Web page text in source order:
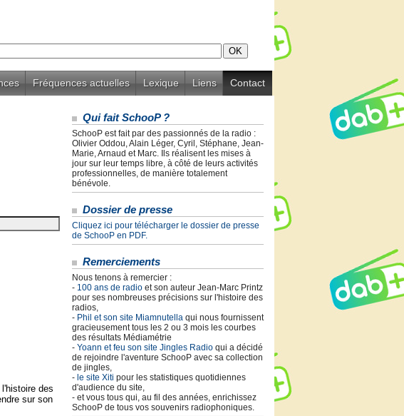
Fréquences actuelles Lexique Liens Contact
des
sur son
Qui fait SchooP ?
SchooP est fait par des passionnés de la radio :
Olivier Oddou, Alain Léger, Cyril, Stéphane, Jean-
Marie, Arnaud et Marc. Ils réalisent les mises à
jour sur leur temps libre, à côté de leurs activités
professionnelles, de manière totalement
bénévole.
Dossier de presse
Cliquez ici pour télécharger le dossier de presse
de SchooP en PDF.
Remerciements
Nous tenons à remercier :
- 100 ans de radio et son auteur Jean-Marc Printz
pour ses nombreuses précisions sur l'histoire des
radios,
- Phil et son site Miamnutella qui nous fournissent
gracieusement tous les 2 ou 3 mois les courbes
des résultats Médiamétrie
- Yoann et feu son site Jingles Radio qui a décidé
de rejoindre l'aventure SchooP avec sa collection
de jingles,
- le site Xiti pour les statistiques quotidiennes
d'audience du site,
- et vous tous qui, au fil des années, enrichissez
SchooP de tous vos souvenirs radiophoniques.